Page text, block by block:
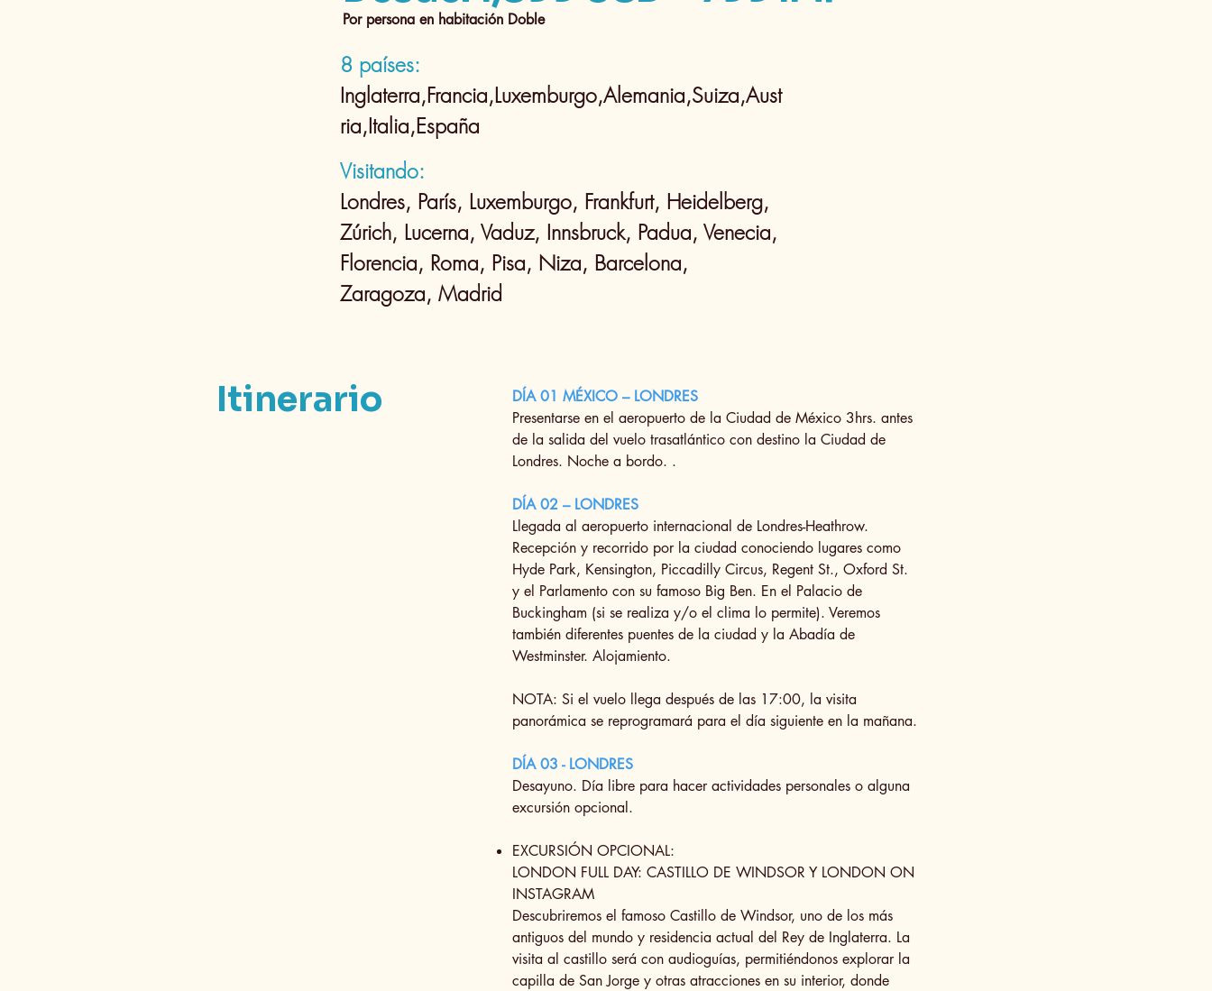
Por persona en habitación Doble
8 países:
Inglaterra,Francia,Luxemburgo,Alemania,Suiza,Aust
ria,Italia,España
Visitando:
Londres, París, Luxemburgo, Frankfurt, Heidelberg,
Zúrich, Lucerna, Vaduz, Innsbruck, Padua, Venecia,
Florencia, Roma, Pisa, Niza, Barcelona,
Zaragoza, Madrid
DÍA 01 MÉXICO – LONDRES
Presentarse en el aeropuerto de la Ciudad de México 3hrs. antes
de la salida del vuelo trasatlántico con destino la Ciudad de
Londres. Noche a bordo. .
DÍA 02 – LONDRES
Llegada al aeropuerto internacional de Londres-Heathrow.
Recepción y recorrido por la ciudad conociendo lugares como
Hyde Park, Kensington, Piccadilly Circus, Regent St., Oxford St.
y el Parlamento con su famoso Big Ben. En el Palacio de
Buckingham (si se realiza y/o el clima lo permite). Veremos
también diferentes puentes de la ciudad y la Abadía de
Westminster. Alojamiento.
NOTA: Si el vuelo llega después de las 17:00, la visita
panorámica se reprogramará para el día siguiente en la mañana.
DÍA 03 - LONDRES
Desayuno. Día libre para hacer actividades personales o alguna
excursión opcional.
EXCURSIÓN OPCIONAL:
LONDON FULL DAY: CASTILLO DE WINDSOR Y LONDON ON
INSTAGRAM
Descubriremos el famoso Castillo de Windsor, uno de los más
antiguos del mundo y residencia actual del Rey de Inglaterra. La
visita al castillo será con audioguías, permitiéndonos explorar la
capilla de San Jorge y otras atracciones en su interior, donde
Itinerario